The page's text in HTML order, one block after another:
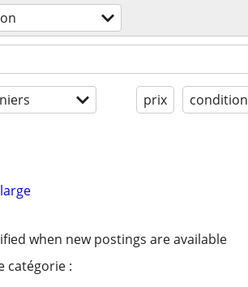
prix
when new postings are available
catégorie :